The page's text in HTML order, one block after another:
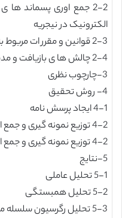
2-2 جمع اوری پسماند ها
الکترونیک در نیجریه
2-3 قوانین و مقرر ات مربوط به پسماند ها ی الکترونیک در نیجریه
2-4 چالش ها ی بازیافت و مدیریت پسماند ها ی الکترونیک
3-چارچوب نظری
4- روش تحقیق
4-1 ایجاد پرسش نامه
4-2 توزیع نمونه گیری و جمع اوری داده ها
4-2 توزیع نمونه گیری و جمع اوری داده ها
5-نتایج
5-1 تحلیل عاملی
5-2 تحلیل همبستگی
5-3 تحلیل رگرسیون سلسله مر اتبی